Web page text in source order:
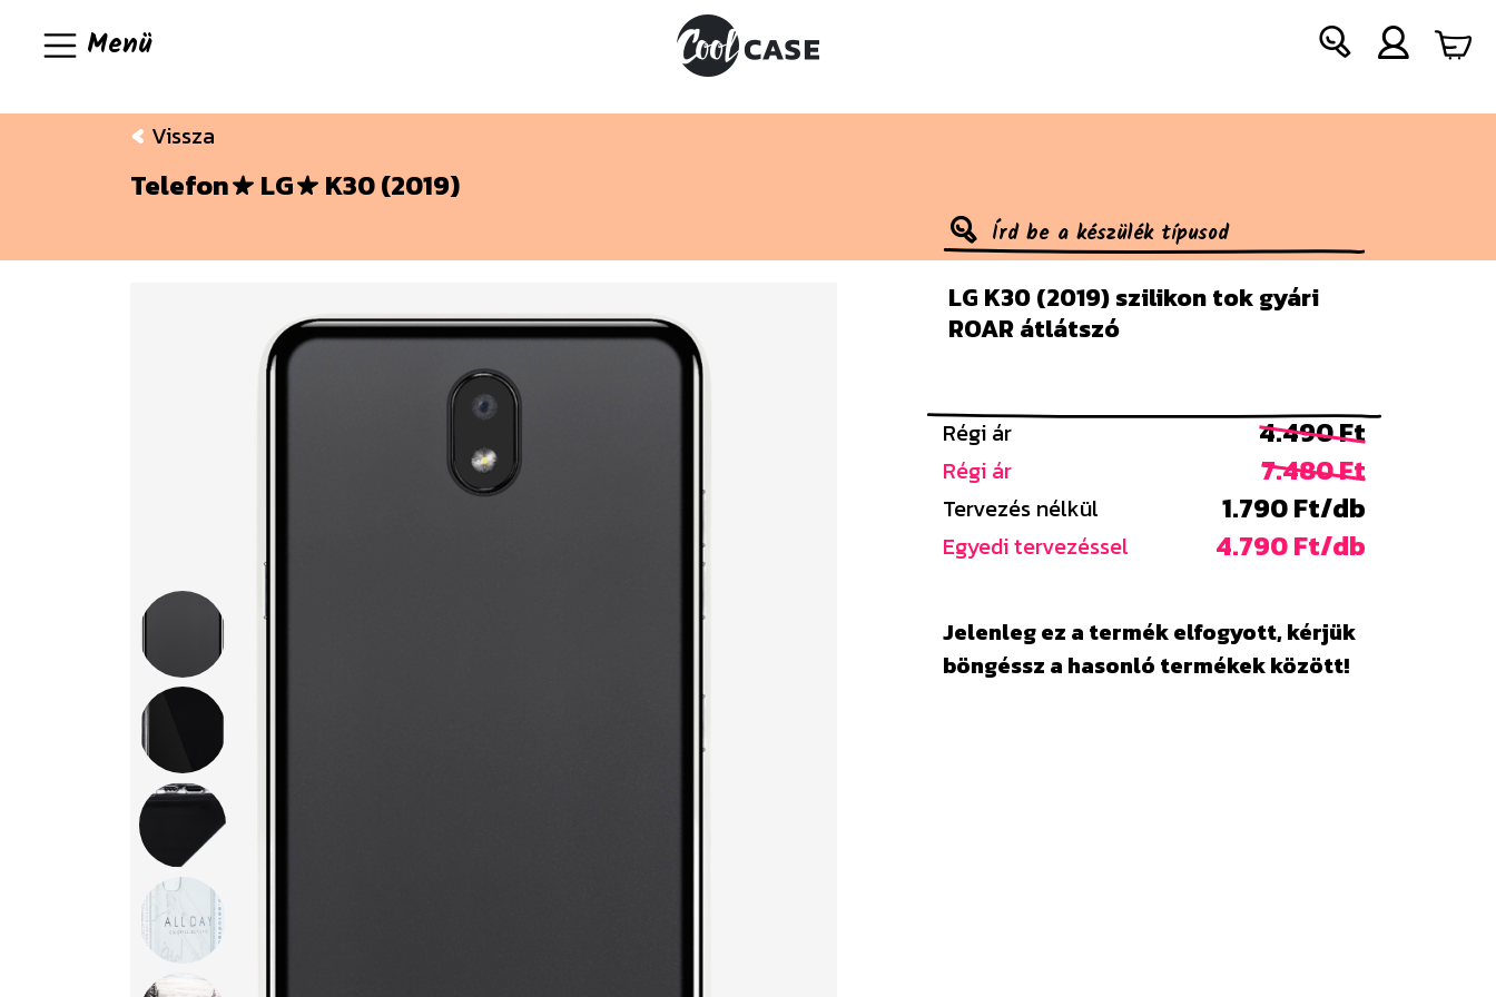
Menü
Vissza
Telefon LG K30 (2019)
LG K30 (2019) szilikon tok gyári
ROAR átlátszó
Régi ár 4.490 Ft
Régi ár 7.480 Ft
Tervezés nélkül 1.790 Ft/db
Egyedi tervezéssel 4.790 Ft/db
Jelenleg ez a termék elfogyott, kérjük
böngéssz a hasonló termékek között!